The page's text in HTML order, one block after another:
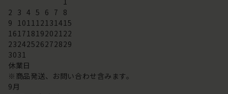
2 3 4 5 6 7 8
9 101112131415
16171819202122
23242526272829
3031
休業日
※商品発送、お問い合わせ含みます。
9月